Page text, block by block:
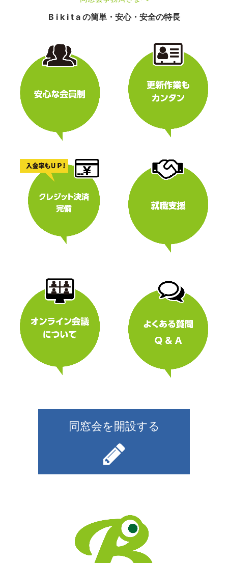
B i k i t a の簡単・安心・安全の特長
同窓会を開設する